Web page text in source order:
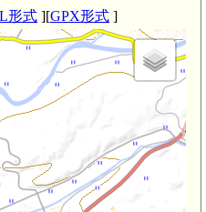
形式 ][GPX形式 ]